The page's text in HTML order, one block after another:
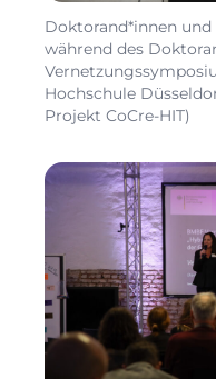
Doktorand*innen und
während des
Hochschule
Projekt CoCre-HIT)